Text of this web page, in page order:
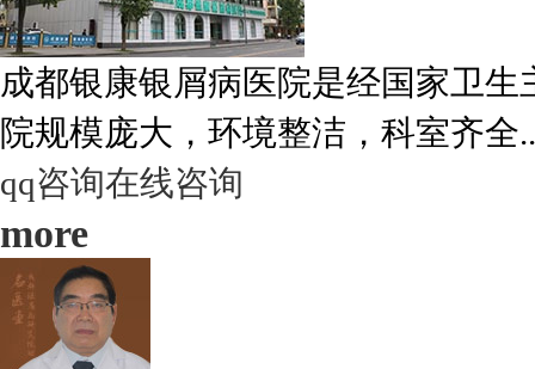
成都银康银屑病医院是经国家卫
院规模庞大，环境整洁，科室齐全
qq咨询在线咨询
more